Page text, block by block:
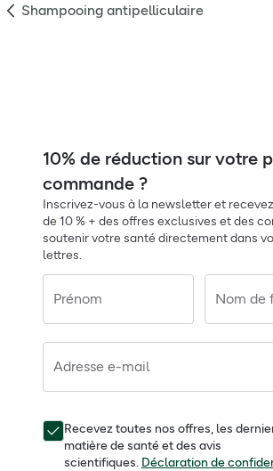
Shampooing antipelliculaire
10% de réduction sur votre
commande ?
Inscrivez-vous à la newsletter et
de 10 % + des offres exclusives et des
soutenir votre santé directement dans
lettres.
Prénom Nom de
Adresse e-mail
Recevez toutes nos offres, les
matière de santé et des avis
scientifiques. Déclaration de